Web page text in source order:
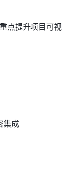
点提升项目可视
集成